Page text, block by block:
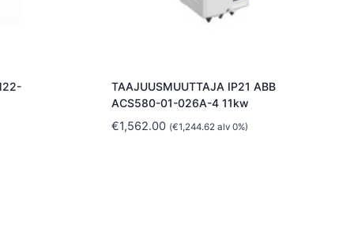
TAAJUUSMUUTTAJA IP21 ABB
ACS580-01-026A-4 11kw
€1,562.00 (€1,244.62 alv 0%)